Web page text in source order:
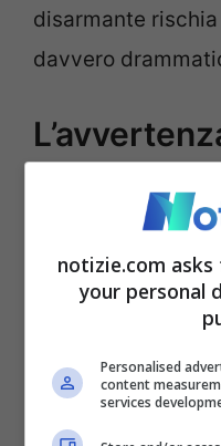
disarmante
davvero
scienziati
l’Accademia
hanno
75% della
sta vivendo un
notizie.com
your personal
Personalised
content
services